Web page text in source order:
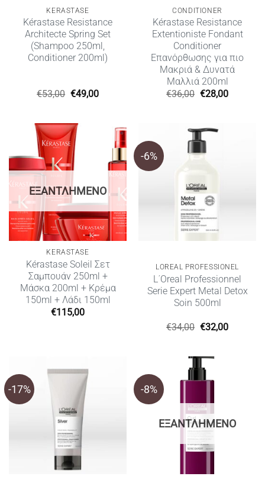
KERASTASE
Kérastase Resistance
Architecte Spring Set
(Shampoo 250ml,
Conditioner 200ml)
€53,00 Original
€49,00Η
€49,00.
CONDITIONER
Kérastase Resistance
Extentioniste Fondant
Conditioner
Επανόρθωσης για πιο
Μακριά & Δυνατά
Μαλλιά 200ml
€36,00 Original
€28,00Η
ΕΞΑΝΤΛΗΜΈΝΟ
KERASTASE
Kérastase Soleil Σετ
Σαμπουάν 250ml +
Μάσκα 200ml + Κρέμα
150ml + Λάδι 150ml
€115,00
-6%
LOREAL PROFESSIONEL
L΄Oreal Professionnel
Serie Expert Metal Detox
Soin 500ml
€34,00 Original
price
€32,00Η
-17% -8%
ΕΞΑΝΤΛΗΜΈΝΟ